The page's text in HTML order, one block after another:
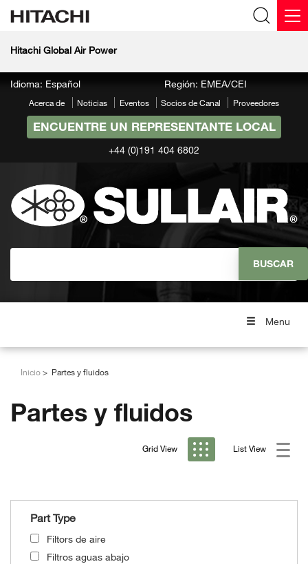
Hitachi Global Air Power
Idioma: Español Región: EMEA/CEI
Acerca de Noticias Eventos Socios de Canal Proveedores
ENCUENTRE UN REPRESENTANTE LOCAL
+44 (0)191 404 6802
Menu
Inicio Partes y fluidos
Partes y fluidos
Grid View List View
Part Type
Filtors de aire
Filtros aguas abajo